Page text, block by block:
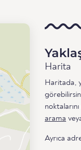
Harita
Haritada,
arama
Ayrıca